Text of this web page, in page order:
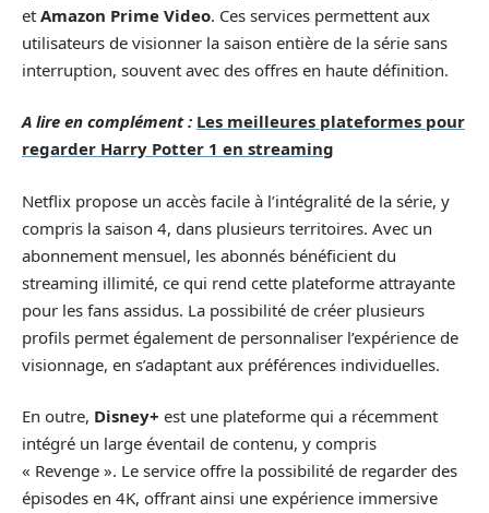
et Amazon Prime Video. Ces services permettent aux
utilisateurs de visionner la saison entière de la série sans
interruption, souvent avec des offres en haute définition.
A lire en complément : Les meilleures plateformes pour
regarder Harry Potter 1 en streaming
Netflix propose un accès facile à l’intégralité de la série, y
compris la saison 4, dans plusieurs territoires. Avec un
abonnement mensuel, les abonnés bénéficient du
streaming illimité, ce qui rend cette plateforme attrayante
pour les fans assidus. La possibilité de créer plusieurs
profils permet également de personnaliser l’expérience de
visionnage, en s’adaptant aux préférences individuelles.
En outre, Disney+ est une plateforme qui a récemment
intégré un large éventail de contenu, y compris
« Revenge ». Le service offre la possibilité de regarder des
épisodes en 4K, offrant ainsi une expérience immersive